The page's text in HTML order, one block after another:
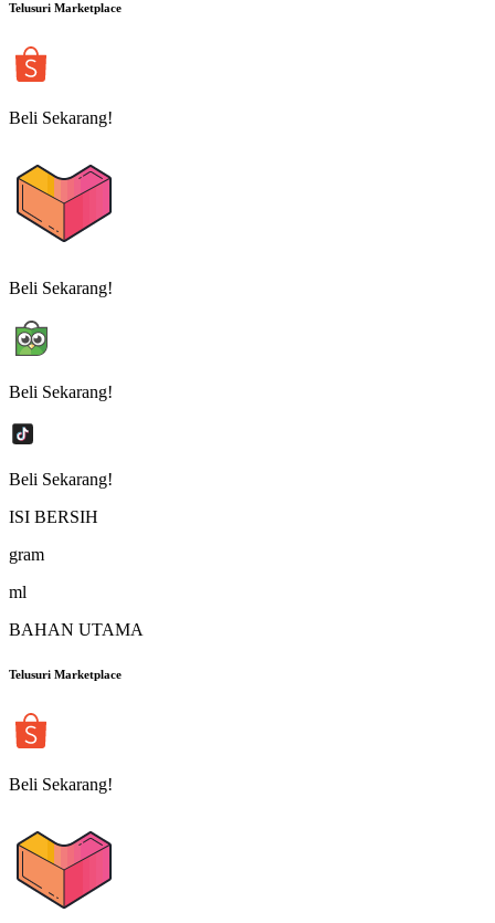
Telusuri Marketplace
Beli Sekarang!
Beli Sekarang!
Beli Sekarang!
Beli Sekarang!
ISI BERSIH
gram
ml
BAHAN UTAMA
Telusuri Marketplace
Beli Sekarang!